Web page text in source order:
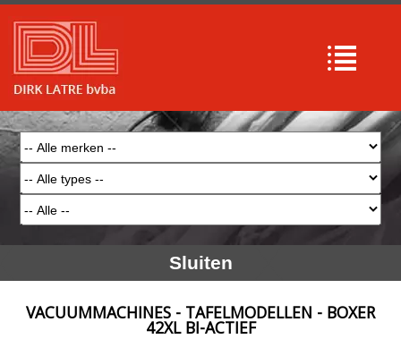
Sluiten
VACUUMMACHINES - TAFELMODELLEN - BOXER
42XL BI-ACTIEF